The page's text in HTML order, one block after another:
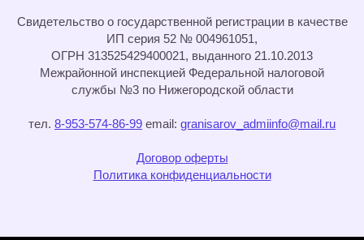
Cвидетельство о государственной регистрации в качестве
ИП серия 52 № 004961051,
ОГРН 313525429400021, выданного 21.10.2013
Межрайонной инспекцией Федеральной налоговой
службы №3 по Нижегородской области
тел. 8-953-574-86-99 email: granisarov_admiinfo@mail.ru
Договор оферты
Политика конфиденциальности